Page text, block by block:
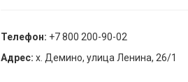
Телефон: +7 800 200-90-02
Адрес: х. Демино, улица Ленина, 26/1